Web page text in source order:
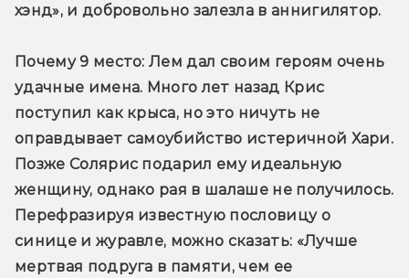
хэнд», и добровольно залезла в аннигилятор.
Почему 9 место: Лем дал своим героям очень
удачные имена. Много лет назад Крис
поступил как крыса, но это ничуть не
оправдывает самоубийство истеричной Хари.
Позже Солярис подарил ему идеальную
женщину, однако рая в шалаше не получилось.
Перефразируя известную пословицу о
синице и журавле, можно сказать: «Лучше
мертвая подруга в памяти, чем ее